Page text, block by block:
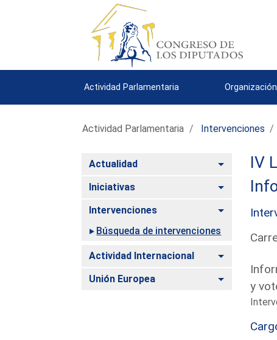
Actividad Parlamentaria
Actividad Parlamentaria Intervenciones
Actualidad Alternar
Iniciativas Alternar
Intervenciones
Alternar
Búsqueda de intervenciones
Actividad Internacional Alternar
Unión Europea Alternar
IV
y